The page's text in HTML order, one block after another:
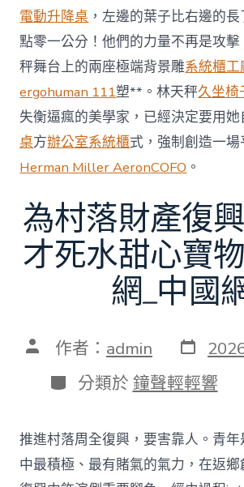
電動升降桌 ，左邊的葉子比右邊的長
點零一公分！他們的力量不再是攻
秤舞台上的兩座極端背景雕系統櫃工
ergohuman 111塑**。林天秤久坐椅
失衡逼瘋的美學家，已經決定要用她
桌方辦公室系統櫃式，強制創造一
Herman Miller AeronCOFO 。
為村落財產復
才死水甜心寶
網_中國
文 作者： admin 發
表
日
期
分
類
分類於 鐘聲輕輕響
推進村落周全復興，要害靠人。青
中最積極、最有賭氣的氣力，在返